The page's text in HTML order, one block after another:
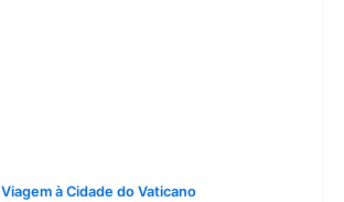
Viagem à Cidade do Vaticano